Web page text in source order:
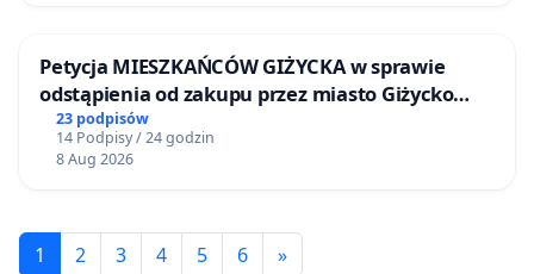
Petycja MIESZKAŃCÓW GIŻYCKA w sprawie
odstąpienia od zakupu przez miasto Giżycko
nieruchomości położonej nad jeziorem Niegocin
23 podpisów
14 Podpisy / 24 godzin
8 Aug 2026
1 2 3 4 5 6 »